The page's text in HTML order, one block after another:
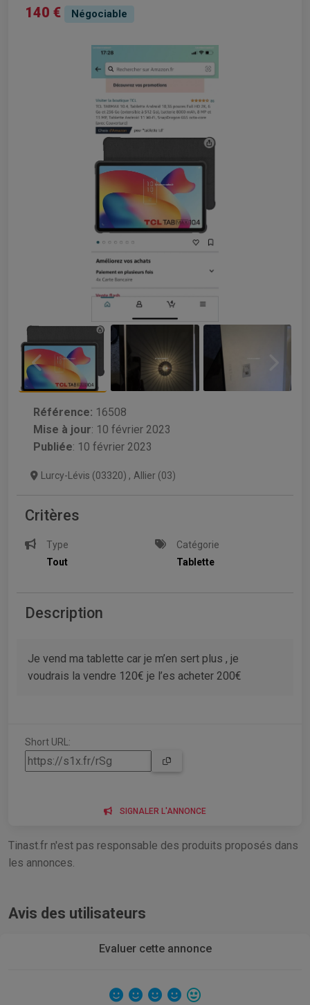
140 € Négociable
Référence: 16508
Mise à jour: 10 février 2023
Publiée: 10 février 2023
Lurcy-Lévis (03320) , Allier (03)
Critères
Type
Tout
Catégorie
Tablette
Description
Je vend ma tablette car je m’en sert plus , je
voudrais la vendre 120€ je l’es acheter 200€
Short URL:
SIGNALER L'ANNONCE
Tinast.fr n'est pas responsable des produits proposés dans
les annonces.
Avis des utilisateurs
Evaluer cette annonce